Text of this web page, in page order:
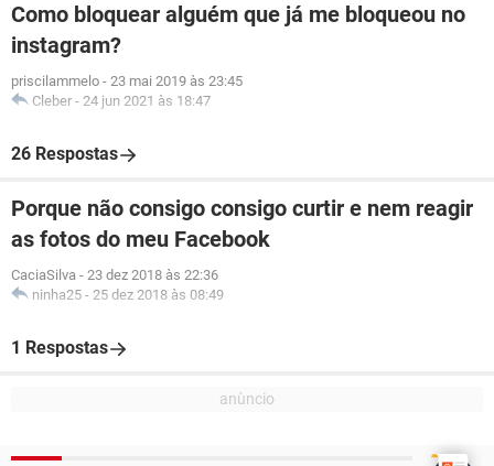
Como bloquear alguém que já me bloqueou no
instagram?
priscilammelo - 23 mai 2019 às 23:45
Cleber - 24 jun 2021 às 18:47
26 Respostas
Porque não consigo consigo curtir e nem reagir
as fotos do meu Facebook
CaciaSilva - 23 dez 2018 às 22:36
ninha25 - 25 dez 2018 às 08:49
1 Respostas